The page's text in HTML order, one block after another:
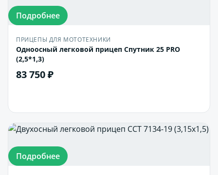
Подробнее
ПРИЦЕПЫ ДЛЯ МОТОТЕХНИКИ
Одноосный легковой прицеп Спутник 25 PRO
(2,5*1,3)
83 750 ₽
Подробнее